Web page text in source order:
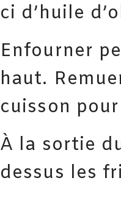
ci d’huile
Enfourner
haut.
cuisson
À la sortie
dessus les